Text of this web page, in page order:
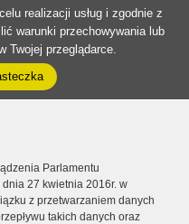
realizacji usług i zgodnie z
warunki przechowywania lub
Twojej przeglądarce.
Parlamentu
27 kwietnia 2016r. w
z przetwarzaniem danych
takich danych oraz